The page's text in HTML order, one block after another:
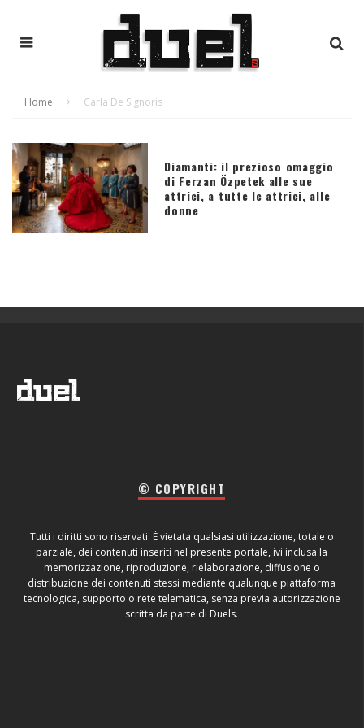
Home Carla De Signoris
Diamanti: il prezioso omaggio
di Ferzan Özpetek alle sue
attrici, a tutte le attrici, alle
donne
© COPYRIGHT
Tutti i diritti sono riservati. È vietata qualsiasi utilizzazione, totale o
parziale, dei contenuti inseriti nel presente portale, ivi inclusa la
memorizzazione, riproduzione, rielaborazione, diffusione o
distribuzione dei contenuti stessi mediante qualunque piattaforma
tecnologica, supporto o rete telematica, senza previa autorizzazione
scritta da parte di Duels.